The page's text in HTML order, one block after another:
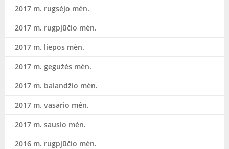
2017 m. rugsėjo mėn.
2017 m. rugpjūčio mėn.
2017 m. liepos mėn.
2017 m. gegužės mėn.
2017 m. balandžio mėn.
2017 m. vasario mėn.
2017 m. sausio mėn.
2016 m. rugpjūčio mėn.